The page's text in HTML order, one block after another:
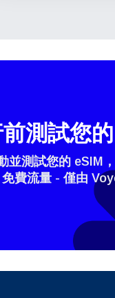
How do I get
To get your
technology.
or enter in your
測試您
並測試您的 eSIM
費流量 - 僅由